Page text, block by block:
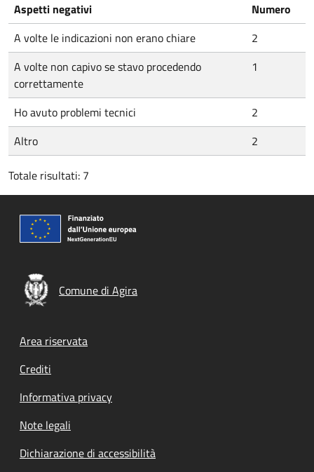
Aspetti negativi
Numero
A volte le indicazioni non erano chiare
2
A volte non capivo se stavo procedendo
correttamente
1
Ho avuto problemi tecnici
2
Altro
2
Totale risultati: 7
Comune di Agira
Footer menu
Area riservata
Crediti
Informativa privacy
Note legali
Dichiarazione di accessibilità